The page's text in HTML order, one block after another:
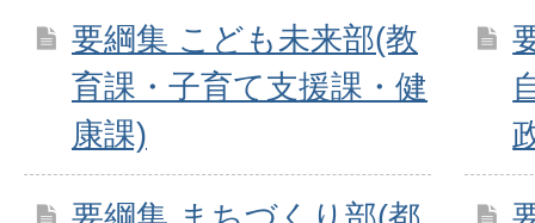
要綱集 こども未来部(教
育課・子育て支援課・健
康課)